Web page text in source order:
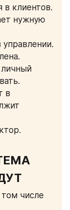
клиентов.
том числе